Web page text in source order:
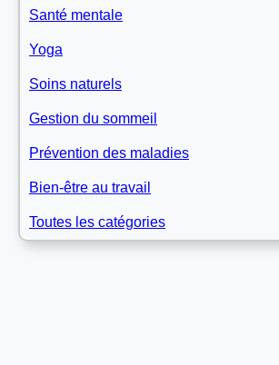
Santé mentale
Yoga
Soins naturels
Gestion du sommeil
Prévention des maladies
Bien-être au travail
Toutes les catégories